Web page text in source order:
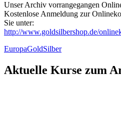
Unser Archiv vorrangegangen
Kostenlose Anmeldung zur
Sie unter:
http://www.goldsilbershop.de/
EuropaGoldSilber
Aktuelle Kurse zum